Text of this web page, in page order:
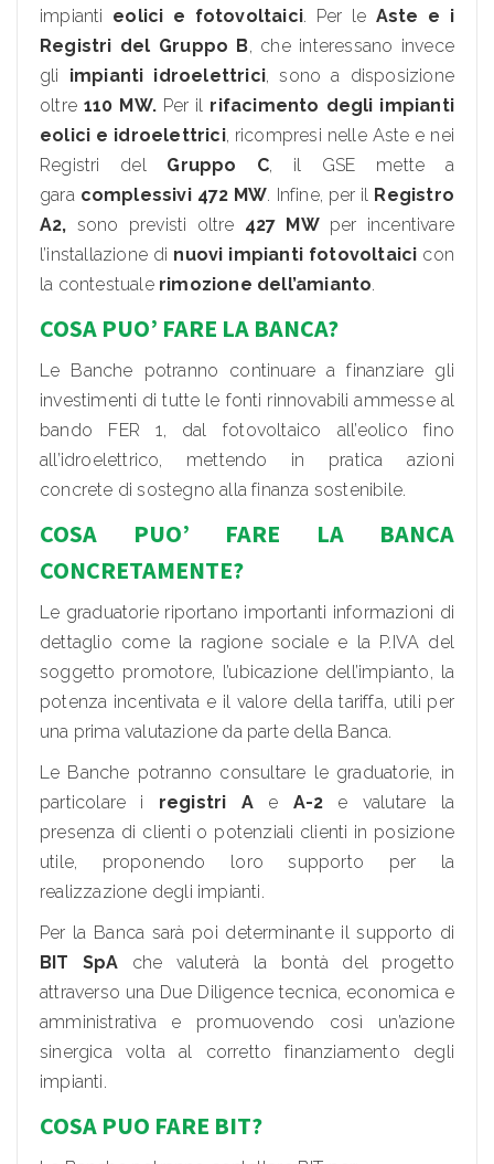
impianti eolici e fotovoltaici. Per le Aste e i
Registri del Gruppo B, che interessano invece
gli impianti idroelettrici, sono a disposizione
oltre 110 MW.Per il rifacimento degli impianti
eolici e idroelettrici, ricompresi nelle Aste e nei
Registri del Gruppo C, il GSE mette a
gara complessivi 472 MW. Infine, per il Registro
A2, sono previsti oltre 427 MWper incentivare
l’installazione di nuovi impianti fotovoltaici con
la contestuale rimozione dell’amianto.
COSA PUO’ FARE LA BANCA?
Le Banche potranno continuare a finanziare gli
investimenti di tutte le fonti rinnovabili ammesse al
bando FER 1, dal fotovoltaico all’eolico fino
all’idroelettrico, mettendo in pratica azioni
concrete di sostegno alla finanza sostenibile.
COSA PUO’ FARE LA BANCA
CONCRETAMENTE?
Le graduatorie riportano importanti informazioni di
dettaglio come la ragione sociale e la P.IVA del
soggetto promotore, l’ubicazione dell’impianto, la
potenza incentivata e il valore della tariffa, utili per
una prima valutazione da parte della Banca.
Le Banche potranno consultare le graduatorie, in
particolare i registri Ae A-2 e valutare la
presenza di clienti o potenziali clienti in posizione
utile, proponendo loro supporto per la
realizzazione degli impianti.
Per la Banca sarà poi determinante il supporto di
BIT SpA che valuterà la bontà del progetto
attraverso una Due Diligence tecnica, economica e
amministrativa e promuovendo così un’azione
sinergica volta al corretto finanziamento degli
impianti.
COSA PUO FARE BIT?